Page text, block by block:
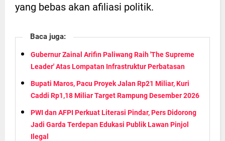
yang bebas akan afiliasi politik.
Baca juga:
Gubernur Zainal Arifin Paliwang Raih 'The Supreme
Leader' Atas Lompatan Infrastruktur Perbatasan
Bupati Maros, Pacu Proyek Jalan Rp21 Miliar, Kuri
Caddi Rp1,18 Miliar Target Rampung Desember 2026
PWI dan AFPI Perkuat Literasi Pindar, Pers Didorong
Jadi Garda Terdepan Edukasi Publik Lawan Pinjol
Ilegal